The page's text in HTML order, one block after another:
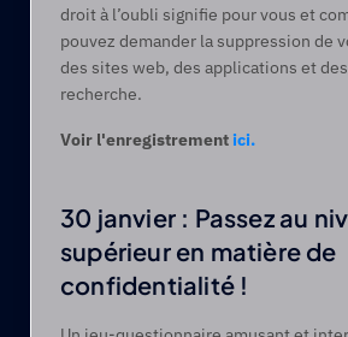
droit à l’oubli signifie pour vous et
pouvez demander la suppression de
des sites web, des applications et
recherche.
Voir l'enregistrement ici.
30 janvier : Passez au
supérieur en matière de
confidentialité !